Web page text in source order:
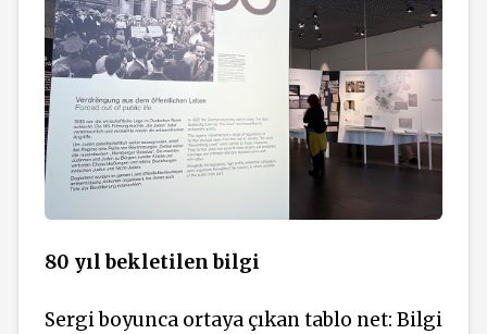
80 yıl bekletilen bilgi
Sergi boyunca ortaya çıkan tablo net: Bilgi